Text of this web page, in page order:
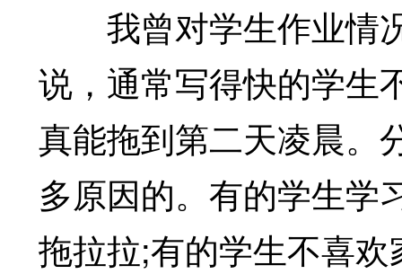
我曾对学生作业情
说，通常写得快的学生
真能拖到第二天凌晨。
多原因的。有的学生学
拖拉拉;有的学生不喜